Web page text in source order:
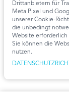
Drittanbietern für
Meta Pixel und
unserer Cookie-
die unbedingt
Website erforderlich
Sie können die
nutzen.
Startseite
Kontaktieren